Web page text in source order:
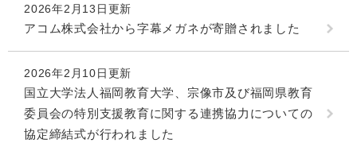
2026年2月13日更新
アコム株式会社から字幕メガネが寄贈されました
2026年2月10日更新
国立大学法人福岡教育大学、宗像市及び福岡県教育
委員会の特別支援教育に関する連携協力についての
協定締結式が行われました